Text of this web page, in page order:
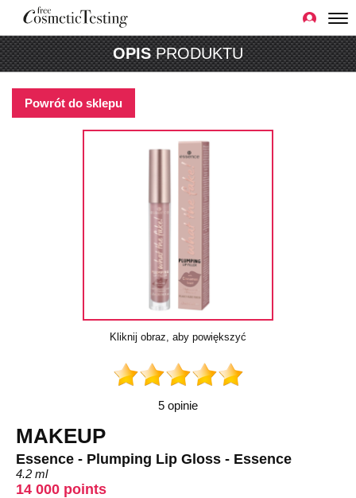
OPISPRODUKTU
Powrót do sklepu
Kliknij obraz, aby powiększyć
5 opinie
MAKEUP
Essence - Plumping Lip Gloss - Essence
4.2 ml
14 000 points